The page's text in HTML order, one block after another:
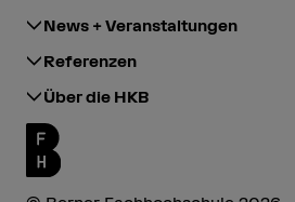
News + Veranstaltungen
Referenzen
Über die HKB